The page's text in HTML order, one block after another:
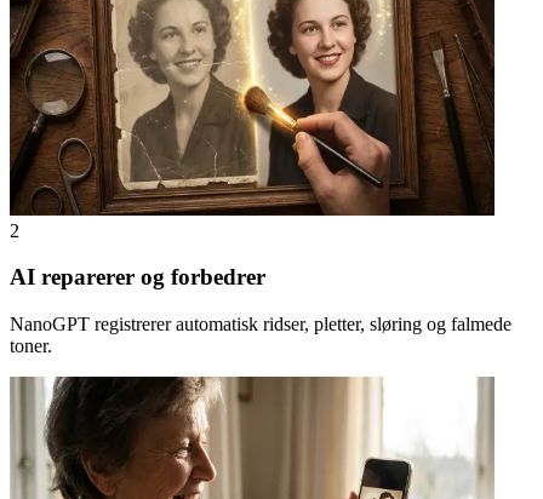
2
AI reparerer og forbedrer
NanoGPT registrerer automatisk ridser, pletter, sløring og falmede
toner.